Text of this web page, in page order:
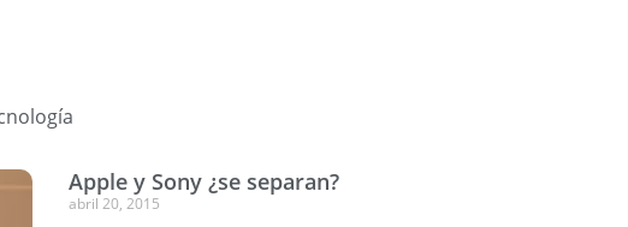
Apple y Sony ¿se separan?
abril 20, 2015